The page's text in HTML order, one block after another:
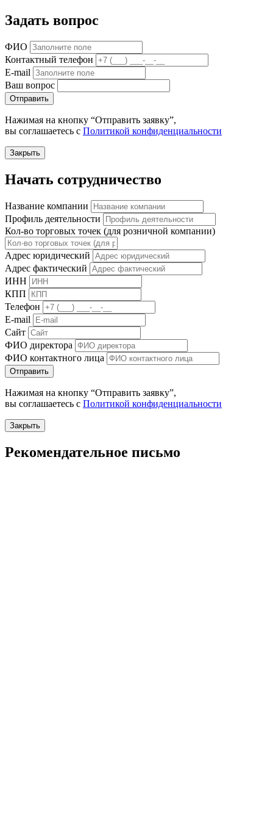
Задать вопрос
ФИО
Контактный телефон
E-mail
Ваш вопрос
Отправить
Нажимая на кнопку “Отправить заявку”,
вы соглашаетесь с Политикой конфиденциальности
Закрыть
Начать сотрудничество
Название компании
Профиль деятельности
Кол-во торговых точек (для розничной компании)
Адрес юридический
Адрес фактический
ИНН
КПП
Телефон
E-mail
Сайт
ФИО директора
ФИО контактного лица
Отправить
Нажимая на кнопку “Отправить заявку”,
вы соглашаетесь с Политикой конфиденциальности
Закрыть
Рекомендательное письмо